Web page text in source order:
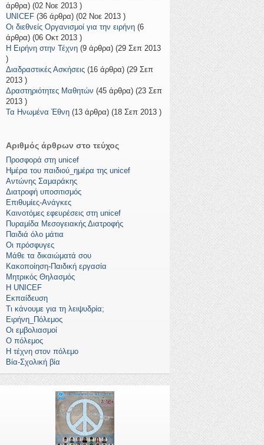
άρθρα) (02 Νοε 2013 )
UNICEF (36 άρθρα) (02 Νοε 2013 )
Οι διεθνείς Οργανισμοί για την ειρήνη (6
άρθρα) (06 Οκτ 2013 )
Η Ειρήνη στην Τέχνη (9 άρθρα) (29 Σεπ 2013
)
Διαδραστικές Ασκήσεις (16 άρθρα) (29 Σεπ
2013 )
Δραστηριότητες Μαθητών (45 άρθρα) (23 Σεπ
2013 )
Τα Ηνωμένα Έθνη (13 άρθρα) (18 Σεπ 2013 )
Αριθμός άρθρων στο τεύχος
Προσφορά στη unicef
Ημέρα του παιδιού_ημέρα της unicef
Αντώνης Σαμαράκης
Διατροφή υποσιτισμός
Επιθυμίες-Ανάγκες
Καινοτόμες εφευρέσεις στη unicef
Πυραμίδα Μεσογειακής Διατροφής
Παιδιά όλο μάτια
Οι πρόσφυγες
Μάθε τα δικαιώματά σου
Κακοποίηση-Παιδική εργασία
Μητρικός Θηλασμός
Η UNICEF
Εκπαίδευση
Τι κάνουμε για τη λειψυδρία;
Ειρήνη_Πόλεμος
Οι εμβολιασμοί
Ο πόλεμος
Η τέχνη στον πόλεμο
Βία-Σχολική βία